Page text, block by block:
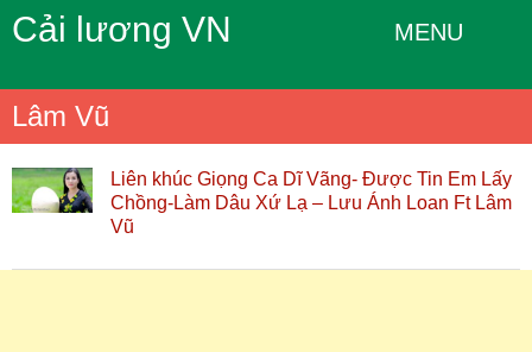
Cải lương VN MENU
Lâm Vũ
Liên khúc Giọng Ca Dĩ Vãng- Được Tin Em Lấy
Chồng-Làm Dâu Xứ Lạ – Lưu Ánh Loan Ft Lâm
Vũ